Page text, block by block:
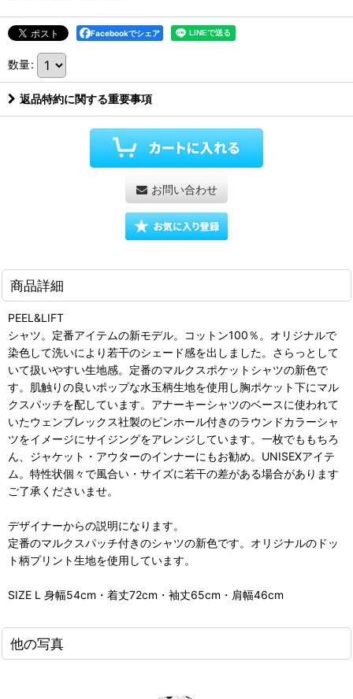
Facebookでシェア
数量:
返品特約に関する重要事項
お問い合わせ
商品詳細
PEEL&LIFT
シャツ。定番アイテムの新モデル。コットン100％。オリジナルで
染色して洗いにより若干のシェード感を出しました。さらっとして
いて扱いやすい生地感。定番のマルクスポケットシャツの新色で
す。肌触りの良いポップな水玉柄生地を使用し胸ポケット下にマル
クスパッチを配しています。アナーキーシャツのベースに使われて
いたウェンブレックス社製のピンホール付きのラウンドカラーシャ
ツをイメージにサイジングをアレンジしています。一枚でももちろ
ん、ジャケット・アウターのインナーにもお勧め。UNISEXアイテ
ム。特性状個々で風合い・サイズに若干の差がある場合があります
ご了承くださいませ。
デザイナーからの説明になります。
定番のマルクスパッチ付きのシャツの新色です。オリジナルのドッ
ト柄プリント生地を使用しています。
SIZE L 身幅54cm・着丈72cm・袖丈65cm・肩幅46cm
他の写真